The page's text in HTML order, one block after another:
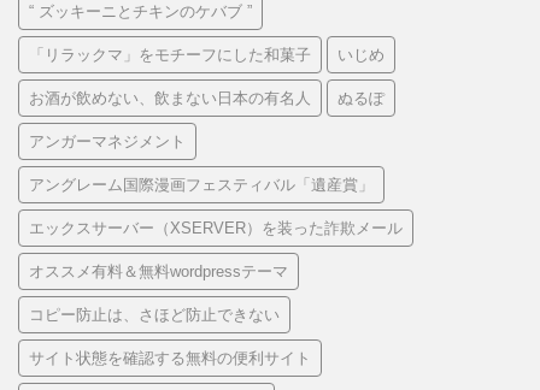
“ ズッキーニとチキンのケバブ ”
「リラックマ」をモチーフにした和菓子 いじめ
お酒が飲めない、飲まない日本の有名人 ぬるぽ
アンガーマネジメント
アングレーム国際漫画フェスティバル「遺産賞」
エックスサーバー（XSERVER）を装った詐欺メール
オススメ有料＆無料wordpressテーマ
コピー防止は、さほど防止できない
サイト状態を確認する無料の便利サイト